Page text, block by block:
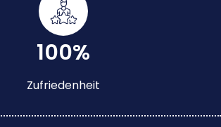
100%
Zufriedenheit